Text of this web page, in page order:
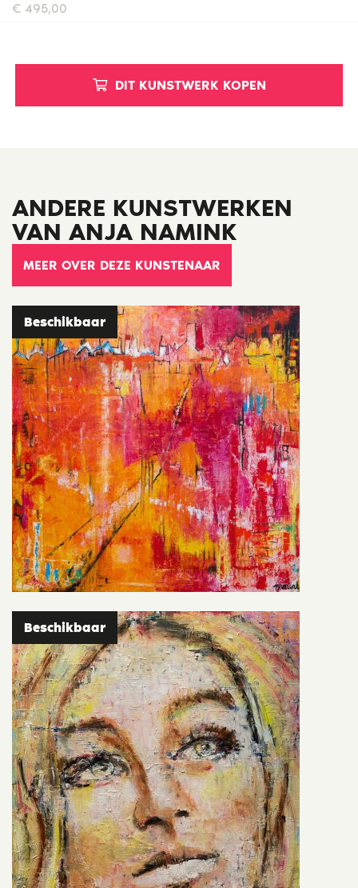
€ 495,00
DIT KUNSTWERK KOPEN
ANDERE KUNSTWERKEN
VAN ANJA NAMINK
MEER OVER DEZE KUNSTENAAR
Beschikbaar
Beschikbaar